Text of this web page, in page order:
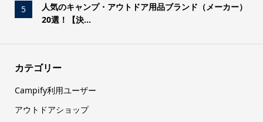
5
人気のキャンプ・アウトドア用品ブランド（メーカー）
20選！【決...
カテゴリー
Campify利用ユーザー
アウトドアショップ